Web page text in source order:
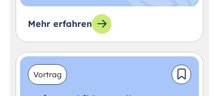
Mehr erfahren
Vortrag